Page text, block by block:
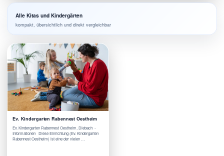
Alle Kitas und Kindergärten
kompakt, übersichtlich und direkt vergleichbar
Ev. Kindergarten Rabennest Oestheim
Ev. Kindergarten Rabennest Oestheim, Diebach -
Informationen Diese Einrichtung (Ev. Kindergarten
Rabennest Oestheim) ist eine der vielen …